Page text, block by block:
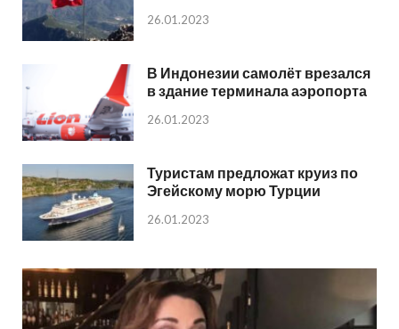
26.01.2023
В Индонезии самолёт врезался
в здание терминала аэропорта
26.01.2023
Туристам предложат круиз по
Эгейскому морю Турции
26.01.2023